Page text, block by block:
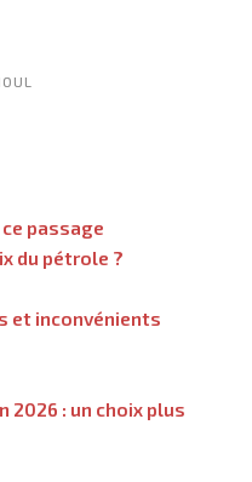
passage
du pétrole ?
et inconvénients
2026 : un choix plus